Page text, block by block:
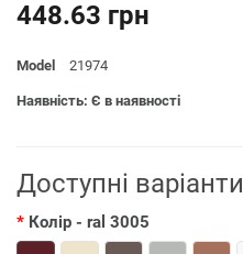
448.63 грн
Model 21974
Наявність: Є в наявності
Доступні варіанти
Колір - ral 3005